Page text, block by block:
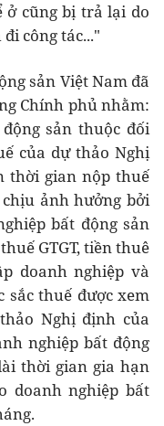
ở cũng bị trả lại do
công tác..."
sản Việt Nam đã
Chính phủ nhằm:
sản thuộc đối
của dự thảo Nghị
thời gian nộp thuế
ảnh hưởng bởi
bất động sản
GTGT, tiền thuê
doanh nghiệp và
sắc thuế được xem
Nghị định của
nghiệp bất động
thời gian gia hạn
doanh nghiệp bất